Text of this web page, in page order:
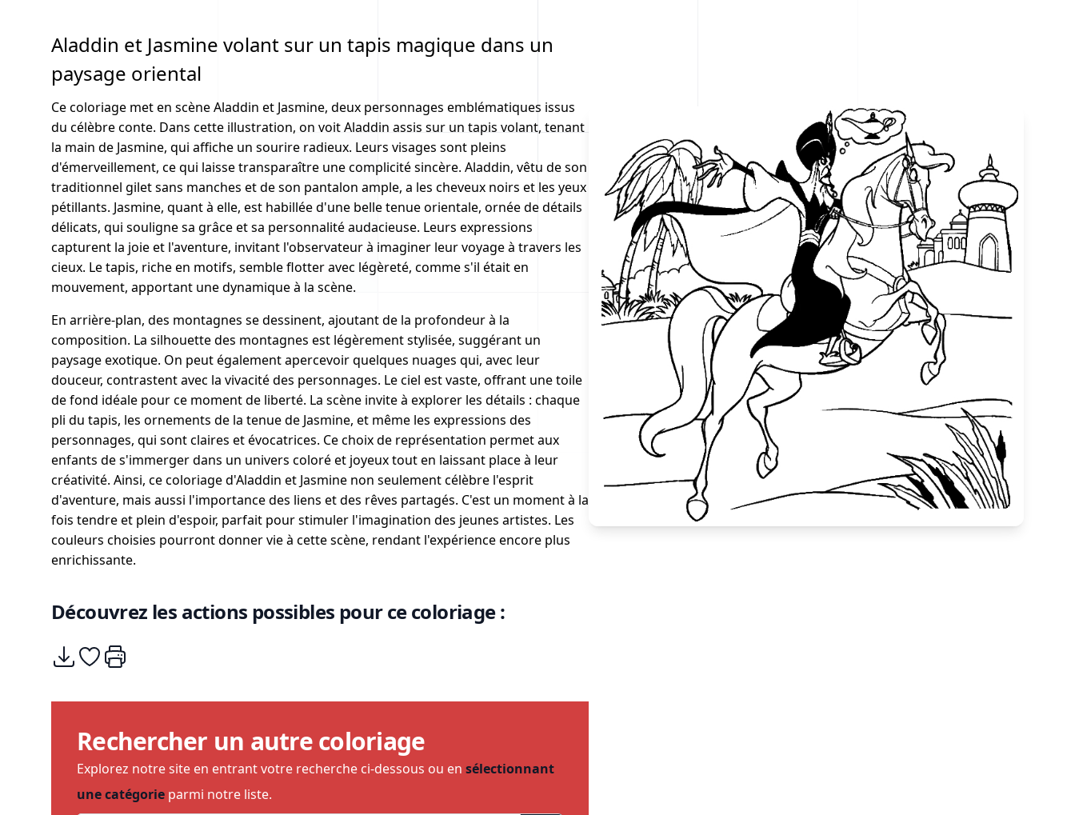
Aladdin et Jasmine volant sur un tapis magique dans un
paysage oriental
Ce coloriage met en scène Aladdin et Jasmine, deux personnages emblématiques issus
du célèbre conte. Dans cette illustration, on voit Aladdin assis sur un tapis volant, tenant
la main de Jasmine, qui affiche un sourire radieux. Leurs visages sont pleins
d'émerveillement, ce qui laisse transparaître une complicité sincère. Aladdin, vêtu de son
traditionnel gilet sans manches et de son pantalon ample, a les cheveux noirs et les yeux
pétillants. Jasmine, quant à elle, est habillée d'une belle tenue orientale, ornée de détails
délicats, qui souligne sa grâce et sa personnalité audacieuse. Leurs expressions
capturent la joie et l'aventure, invitant l'observateur à imaginer leur voyage à travers les
cieux. Le tapis, riche en motifs, semble flotter avec légèreté, comme s'il était en
mouvement, apportant une dynamique à la scène.
En arrière-plan, des montagnes se dessinent, ajoutant de la profondeur à la
composition. La silhouette des montagnes est légèrement stylisée, suggérant un
paysage exotique. On peut également apercevoir quelques nuages qui, avec leur
douceur, contrastent avec la vivacité des personnages. Le ciel est vaste, offrant une toile
de fond idéale pour ce moment de liberté. La scène invite à explorer les détails : chaque
pli du tapis, les ornements de la tenue de Jasmine, et même les expressions des
personnages, qui sont claires et évocatrices. Ce choix de représentation permet aux
enfants de s'immerger dans un univers coloré et joyeux tout en laissant place à leur
créativité. Ainsi, ce coloriage d'Aladdin et Jasmine non seulement célèbre l'esprit
d'aventure, mais aussi l'importance des liens et des rêves partagés. C'est un moment à la
fois tendre et plein d'espoir, parfait pour stimuler l'imagination des jeunes artistes. Les
couleurs choisies pourront donner vie à cette scène, rendant l'expérience encore plus
enrichissante.
Découvrez les actions possibles pour ce coloriage :
Télécharger
Ajouter à mes coups de coeurs
Imprimer
Rechercher un autre coloriage
Explorez notre site en entrant votre recherche ci-dessous ou en sélectionnant
une catégorie parmi notre liste.